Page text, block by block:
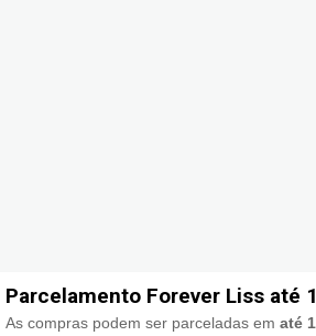
Parcelamento Forever Liss até
As compras podem ser parceladas ematé